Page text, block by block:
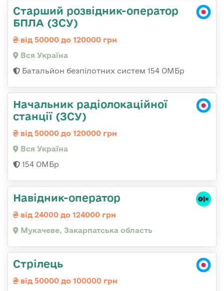
Старший розвідник-оператор
БПЛА (ЗСУ)
від 50000 до 120000 грн
Вся Україна
Батальйон безпілотних систем 154 ОМБр
Начальник радіолокаційної
станції (ЗСУ)
від 50000 до 120000 грн
Вся Україна
154 ОМБр
Навідник-оператор
від 24000 до 124000 грн
Мукачеве, Закарпатська область
Стрілець
від 50000 до 100000 грн